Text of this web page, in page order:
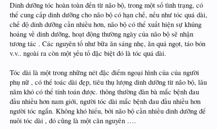
Dinh dưỡng tóc hoàn toàn đến từ não bộ, trong một số tình trạng, có
thể cung cấp dinh dưỡng cho não bộ có hạn chế, nếu như tóc quá dài,
chế độ dinh dưỡng cần nhiều hơn, não bộ có thể xuất hiện sự khủng
hoảng về dinh dưỡng, hoạt động thường ngày của não bộ sẽ nhận
tương tác . Các nguyên tố như bữa ăn sáng nhẹ, ăn quá ngọt, táo bón
v.v.. ngoài ra còn một yếu tố đặc biệt đó là tóc quá dài.
Tóc dài là một trong những nét đặc điểm ngoại hình của của người
phụ nữ , có thể toác dài đẹp, tiêu thụ lượng dinh dưỡng từ não bộ, lâu
năm khó có thể tính toán được. thông thường đàn bà mắc bệnh đau
đầu nhiều hơn nam giới, người tóc dài mắc bệnh đau đầu nhiều hơn
người tóc ngắn. Không khó hiểu, bởi não bộ cần nhiều dinh dưỡng để
nuôi tóc dài , đó cũng là một căn nguyên ….